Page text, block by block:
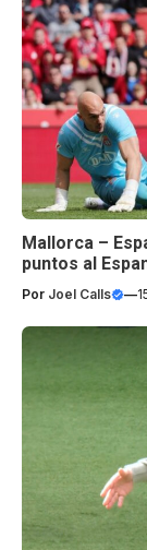
Mallorca –
puntos al
Por Joel Calls —